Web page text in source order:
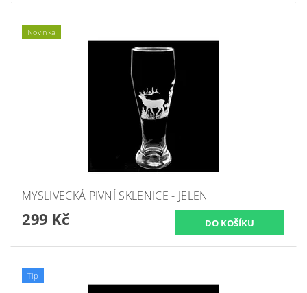
Novinka
MYSLIVECKÁ PIVNÍ SKLENICE - JELEN
299 Kč
Tip